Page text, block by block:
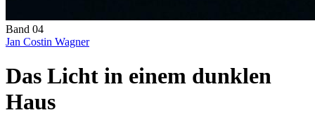
Band 04
Jan Costin Wagner
Das Licht in einem dunklen
Haus